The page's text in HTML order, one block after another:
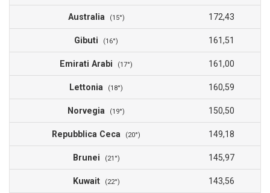
Australia (15°) 172,43
Gibuti (16°) 161,51
Emirati Arabi (17°) 161,00
Lettonia (18°) 160,59
Norvegia (19°) 150,50
Repubblica Ceca (20°) 149,18
Brunei (21°) 145,97
Kuwait (22°) 143,56